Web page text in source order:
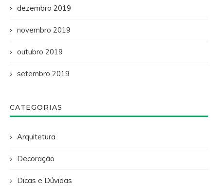
dezembro 2019
novembro 2019
outubro 2019
setembro 2019
CATEGORIAS
Arquitetura
Decoração
Dicas e Dúvidas